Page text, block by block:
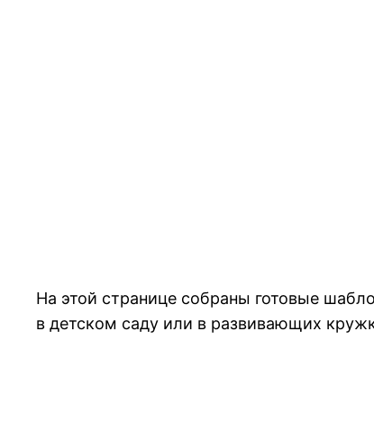
На этой странице собраны готовые
в детском саду или в развивающих